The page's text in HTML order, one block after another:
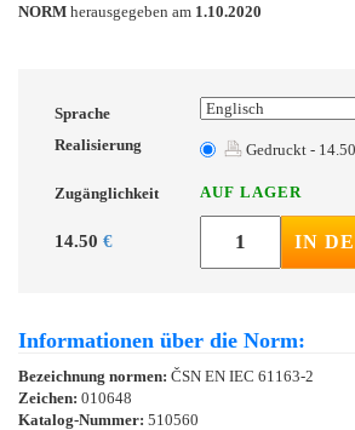
NORM herausgegeben am 1.10.2020
Sprache
Realisierung
Gedruckt -
Zugänglichkeit AUF LAGER
14.50 € IN
Informationen über die Norm:
Bezeichnung normen: ČSN EN IEC 61163-2
Zeichen: 010648
Katalog-Nummer: 510560